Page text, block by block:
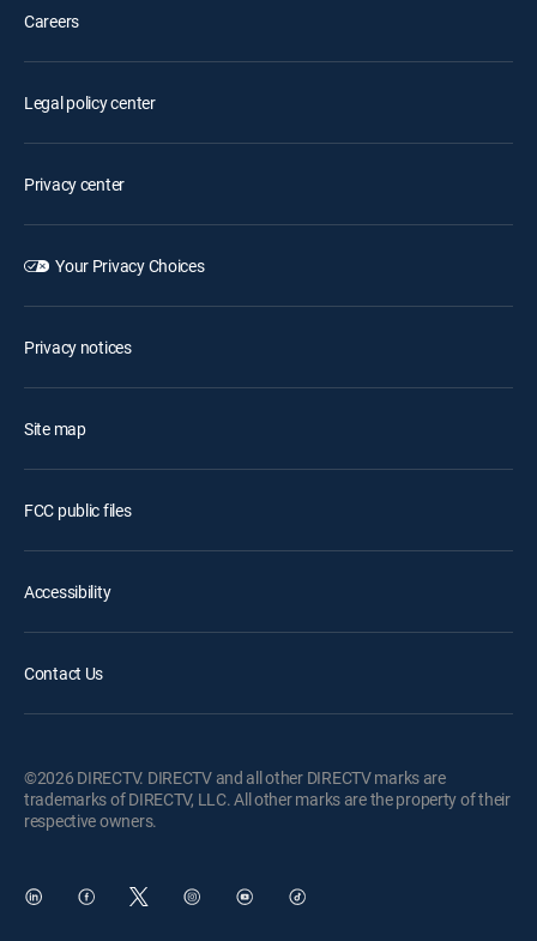
Careers
Legal policy center
Privacy center
Your Privacy Choices
Privacy notices
Site map
FCC public files
Accessibility
Contact Us
©2026 DIRECTV. DIRECTV and all other DIRECTV marks are
trademarks of DIRECTV, LLC. All other marks are the property of their
respective owners.